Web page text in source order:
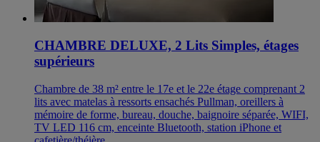
CHAMBRE DELUXE, 2 Lits Simples, étages
supérieurs
Chambre de 38 m² entre le 17e et le 22e étage comprenant 2
lits avec matelas à ressorts ensachés Pullman, oreillers à
mémoire de forme, bureau, douche, baignoire séparée, WIFI,
TV LED 116 cm, enceinte Bluetooth, station iPhone et